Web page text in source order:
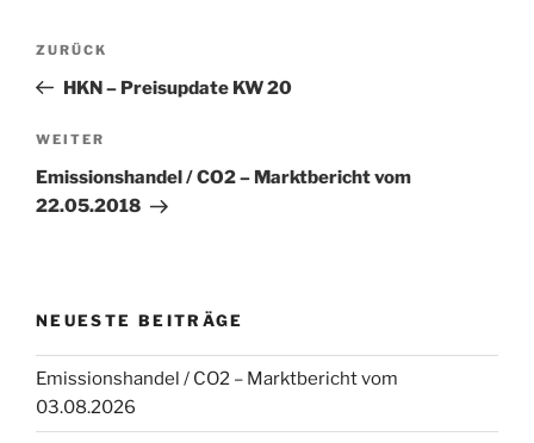
Beitragsnavigation
Vorheriger
Beitrag
ZURÜCK
HKN – Preisupdate KW 20
Nächster
Beitrag
WEITER
Emissionshandel / CO2 – Marktbericht vom
22.05.2018
NEUESTE BEITRÄGE
Emissionshandel / CO2 – Marktbericht vom
03.08.2026